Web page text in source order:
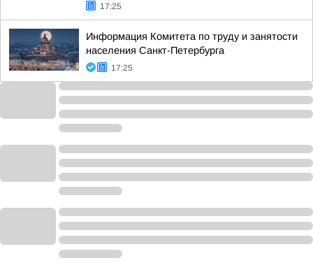
17:25
Информация Комитета по труду и занятости
населения Санкт-Петербурга
17:25